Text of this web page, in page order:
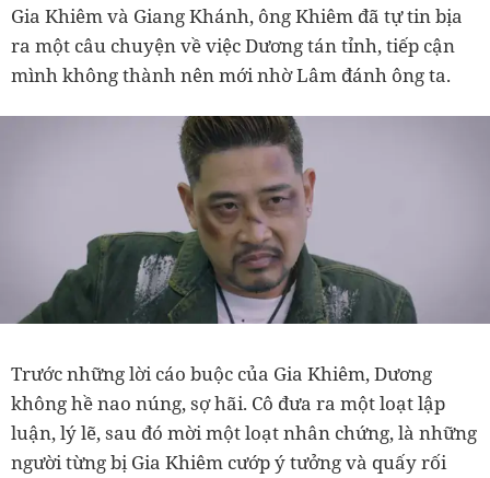
Gia Khiêm và Giang Khánh, ông Khiêm đã tự tin bịa
ra một câu chuyện về việc Dương tán tỉnh, tiếp cận
mình không thành nên mới nhờ Lâm đánh ông ta.
Trước những lời cáo buộc của Gia Khiêm, Dương
không hề nao núng, sợ hãi. Cô đưa ra một loạt lập
luận, lý lẽ, sau đó mời một loạt nhân chứng, là những
người từng bị Gia Khiêm cướp ý tưởng và quấy rối